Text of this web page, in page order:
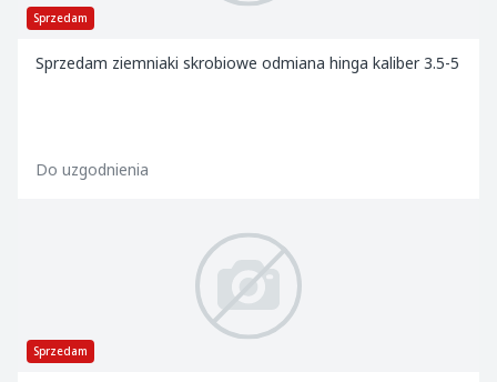
Sprzedam
Sprzedam ziemniaki skrobiowe odmiana hinga kaliber 3.5-5
Do uzgodnienia
Sprzedam